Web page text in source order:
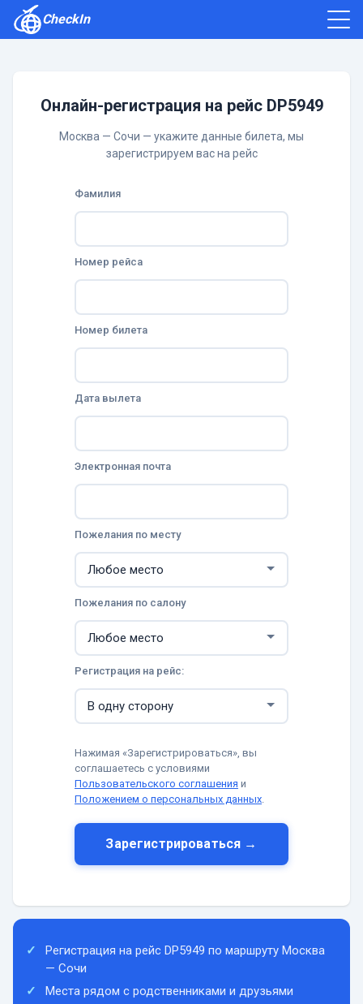
CheckIn
Онлайн-регистрация на рейс DP5949
Москва — Сочи — укажите данные билета, мы
зарегистрируем вас на рейс
Фамилия
Номер рейса
Номер билета
Дата вылета
Электронная почта
Пожелания по месту
Пожелания по салону
Регистрация на рейс:
Нажимая «Зарегистрироваться», вы
соглашаетесь с условиями
Пользовательского соглашения и
Положением о персональных данных.
Зарегистрироваться →
Регистрация на рейс DP5949 по маршруту Москва
— Сочи
Места рядом с родственниками и друзьями